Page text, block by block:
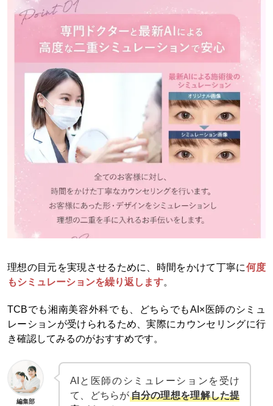
理想の目元を実現させるために、時間をかけて丁寧に何度
もシミュレーションを繰り返します。
TCBでも湘南美容外科でも、どちらでもAI×医師のシミュ
レーションが受けられるため、実際にカウンセリングに行
き確認してみるのがおすすめです。
編集部
AIと医師のシミュレーションを受け
て、どちらが自分の理想を理解した提